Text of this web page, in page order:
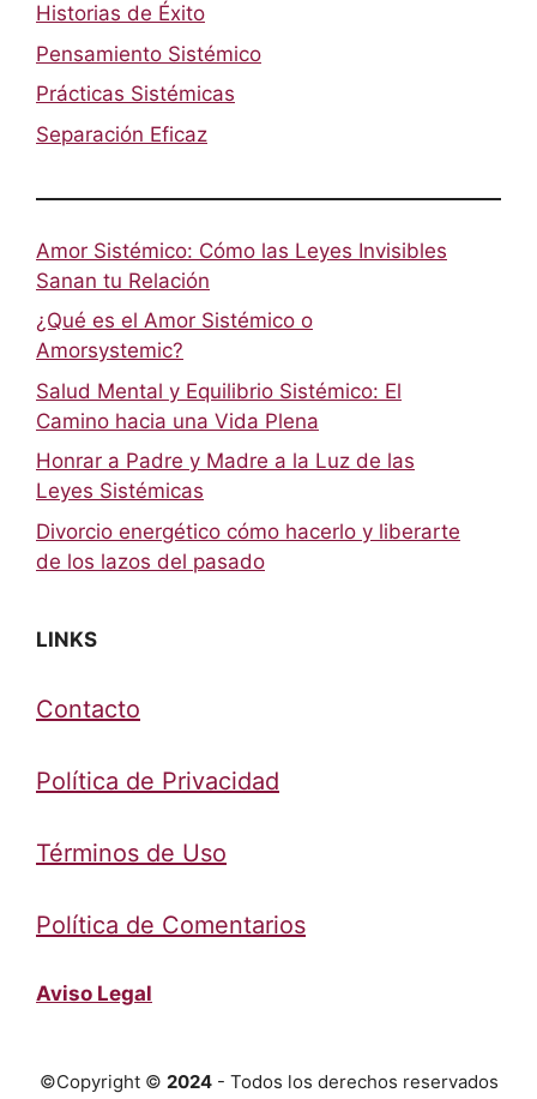
Historias de Éxito
Pensamiento Sistémico
Prácticas Sistémicas
Separación Eficaz
Amor Sistémico: Cómo las Leyes Invisibles
Sanan tu Relación
¿Qué es el Amor Sistémico o
Amorsystemic?
Salud Mental y Equilibrio Sistémico: El
Camino hacia una Vida Plena
Honrar a Padre y Madre a la Luz de las
Leyes Sistémicas
Divorcio energético cómo hacerlo y liberarte
de los lazos del pasado
LINKS
Contacto
Política de Privacidad
Términos de Uso
Política de Comentarios
Aviso Legal
©Copyright © 2024- Todos los derechos reservados